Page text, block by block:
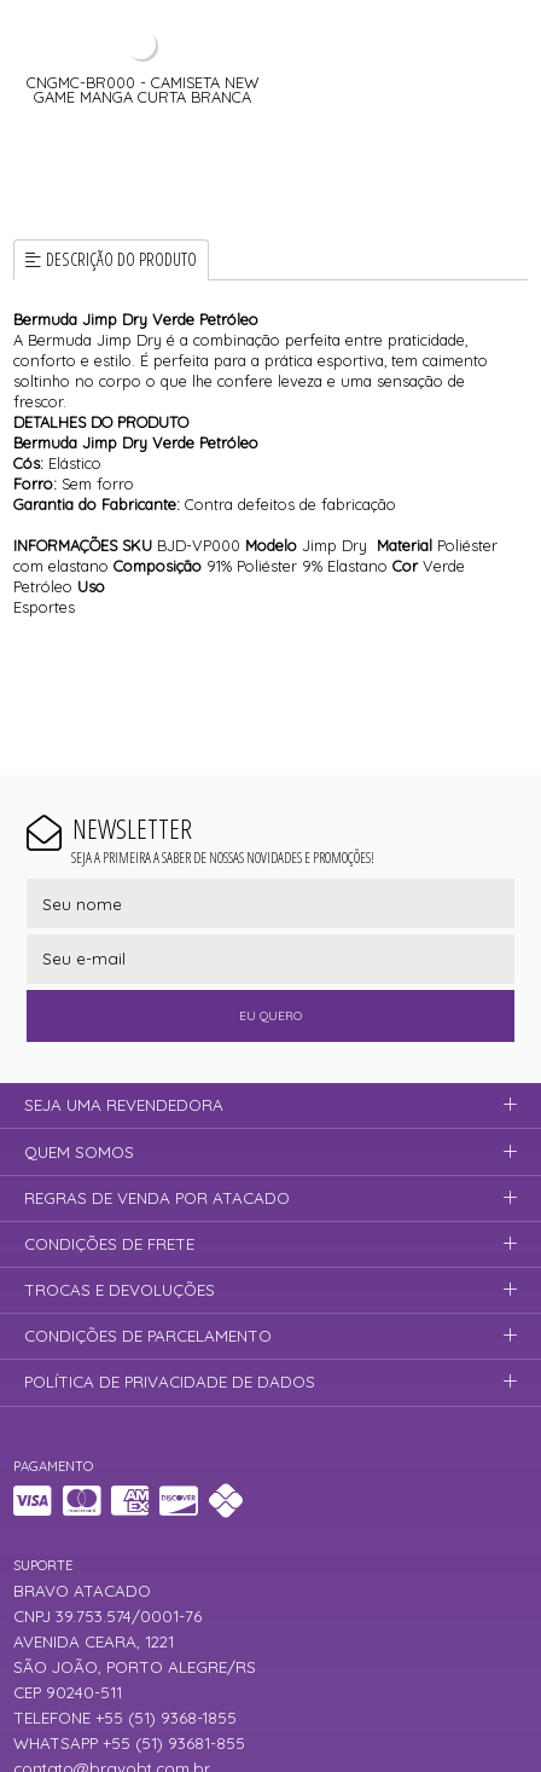
CNGMC-BR000 - CAMISETA NEW
GAME MANGA CURTA BRANCA
DESCRIÇÃO DO PRODUTO
Bermuda Jimp Dry Verde Petróleo
A Bermuda Jimp Dry é a combinação perfeita entre praticidade,
conforto e estilo. É perfeita para a prática esportiva, tem caimento
soltinho no corpo o que lhe confere leveza e uma sensação de
frescor.
DETALHES DO PRODUTO
Bermuda Jimp Dry Verde Petróleo
Cós: Elástico
Forro: Sem forro
Garantia do Fabricante:Contra defeitos de fabricação
INFORMAÇÕES SKU BJD-VP000 Modelo Jimp Dry Material Poliéster
com elastanoComposição 91% Poliéster 9% ElastanoCorVerde
Petróleo Uso
Esportes
NEWSLETTER
SEJA A PRIMEIRA A SABER DE NOSSAS NOVIDADES E PROMOÇÕES!
EU QUERO
PAGAMENTO
SUPORTE
BRAVO ATACADO
CNPJ 39.753.574/0001-76
AVENIDA CEARA, 1221
SÃO JOÃO, PORTO ALEGRE/RS
CEP 90240-511
TELEFONE +55 (51) 9368-1855
WHATSAPP +55 (51) 93681-855
SEJA UMA REVENDEDORA
QUEM SOMOS
REGRAS DE VENDA POR ATACADO
CONDIÇÕES DE FRETE
TROCAS E DEVOLUÇÕES
CONDIÇÕES DE PARCELAMENTO
POLÍTICA DE PRIVACIDADE DE DADOS